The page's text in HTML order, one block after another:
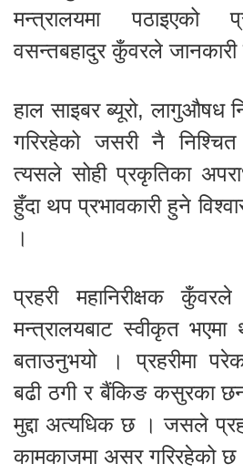
मन्त्रालयमा पठाइएको
वसन्तबहादुर कुँवरले जानकारी
हाल साइबर ब्यूरो, लागुऔषध
गरिरहेको जसरी नै निश्चित
त्यसले सोही प्रकृतिका
हुँदा थप प्रभावकारी हुने
।
प्रहरी महानिरीक्षक
मन्त्रालयबाट स्वीकृत
बताउनुभयो । प्रहरीमा
बढी ठगी र बैंकिङ कसुरका
मुद्दा अत्यधिक छ । जसले
कामकाजमा असर गरिरहेको छ